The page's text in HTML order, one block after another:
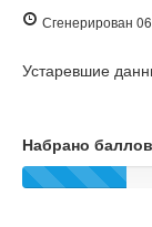
Сгенерирован
Устаревшие
Набрано